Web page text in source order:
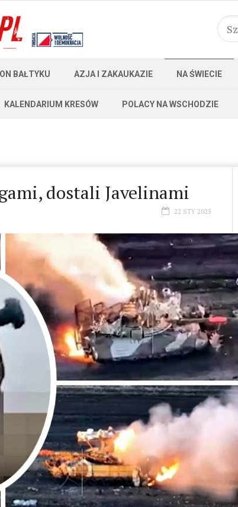
BAŁTYKU AZJA I ZAKAUKAZIE NA ŚWIECIE
KALENDARIUM KRESÓW POLACY NA WSCHODZIE
dostali Javelinami
22 STY 2025